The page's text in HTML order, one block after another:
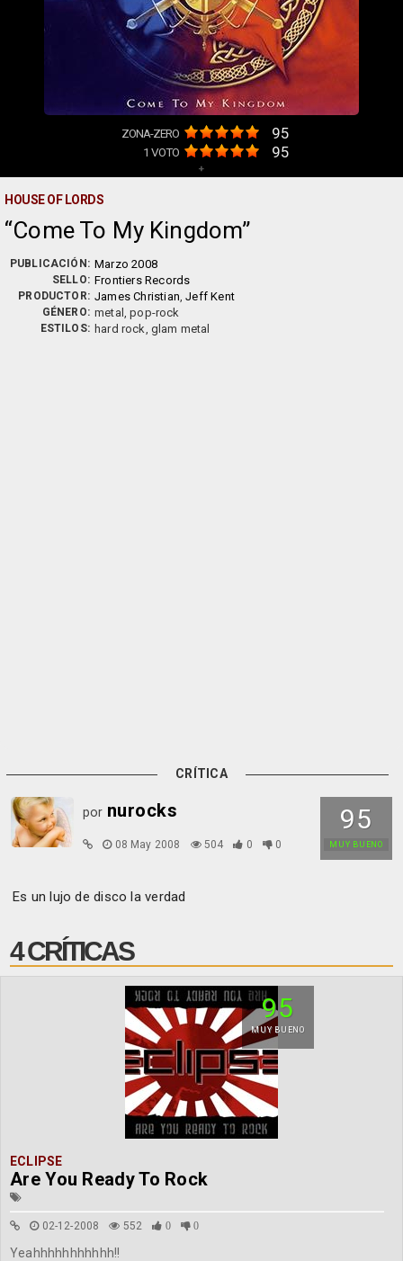
ZONA-ZERO 95
1 VOTO 95
+
HOUSE OF LORDS
Come To My Kingdom
PUBLICACIÓN: Marzo 2008
SELLO: Frontiers Records
PRODUCTOR: James Christian,Jeff Kent
GÉNERO: metal, pop-rock
ESTILOS: hard rock, glam metal
CRÍTICA
95
MUY BUENO
por nurocks
08 May 2008 504 0 0
Es un lujo de disco la verdad
4 CRÍTICAS
95
MUY BUENO
ECLIPSE
Are You Ready To Rock
02-12-2008 552 0 0
Yeahhhhhhhhhhh!!